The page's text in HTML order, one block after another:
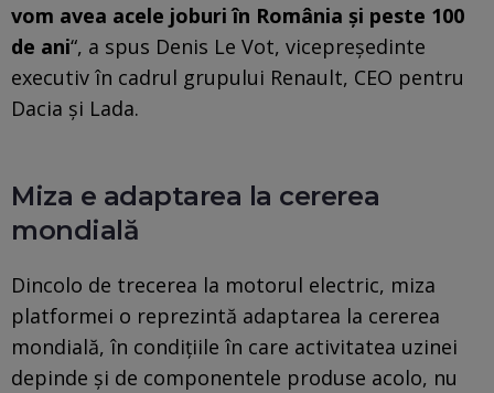
vom avea acele joburi în România şi peste 100
de ani“, a spus Denis Le Vot, vicepreşedinte
executiv în cadrul grupului Renault, CEO pentru
Dacia şi Lada.
Miza e adaptarea la cererea
mondială
Dincolo de trecerea la motorul electric, miza
platformei o reprezintă adaptarea la cererea
mondială, în condiţiile în care activitatea uzinei
depinde şi de componentele produse acolo, nu